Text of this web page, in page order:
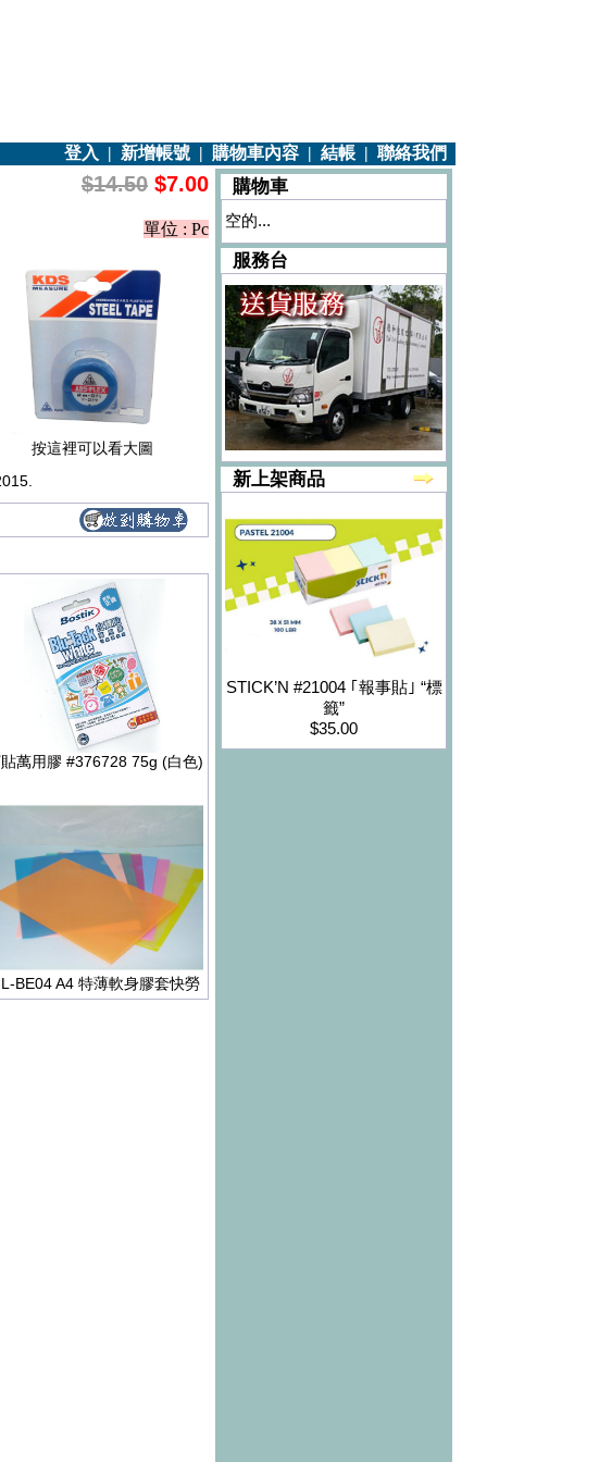
登入 | 新增帳號 | 購物車內容 | 結帳 | 聯絡我們
$14.50 $7.00
單位 : Pc
按這裡可以看大圖
萬用膠 #376728 75g (白色)
BE04 A4 特薄軟身膠套快勞
購物車
空的...
服務台
新上架商品
STICK’N #21004 ｢報事貼｣ “標
籤”
$35.00